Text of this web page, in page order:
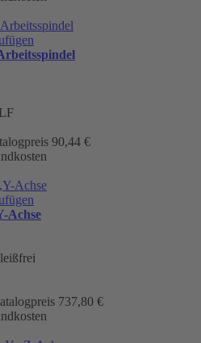
90,44 €
Achse
737,80 €